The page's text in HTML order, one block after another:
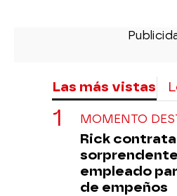
Las más vistas
MOMENTO
Rick contrata
empleado
de empeños